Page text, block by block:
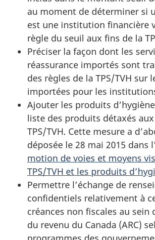
au moment de déterminer si
est une institution financière
règle du seuil aux fins de la
Préciser la façon dont les
réassurance importés sont
des règles de la TPS/TVH sur
importées pour les
Ajouter les produits
liste des produits détaxés
TPS/TVH. Cette mesure a
déposée le 28 mai 2015 dans l’
motion de voies et moyens
TPS/TVH et les produits
Permettre l’échange de
confidentiels relativement à
créances non fiscales au sein
du revenu du Canada (ARC)